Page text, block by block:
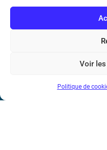
Voir
Politique de
17 rue de l’Amiral Hamelin
Métro : « Boissière » Ligne 6
Téléphone : (+33) 1 56 90
N° de SIREN : 785 393 232,